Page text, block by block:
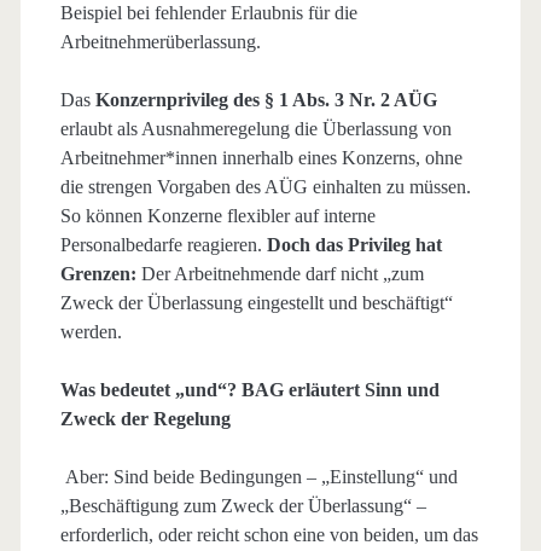
Beispiel bei fehlender Erlaubnis für die
Arbeitnehmerüberlassung.
Das Konzernprivileg des § 1 Abs. 3 Nr. 2 AÜG
erlaubt als Ausnahmeregelung die Überlassung von
Arbeitnehmer*innen innerhalb eines Konzerns, ohne
die strengen Vorgaben des AÜG einhalten zu müssen.
So können Konzerne flexibler auf interne
Personalbedarfe reagieren. Doch das Privileg hat
Grenzen: Der Arbeitnehmende darf nicht „zum
Zweck der Überlassung eingestellt und beschäftigt“
werden.
Was bedeutet „und“? BAG erläutert Sinn und
Zweck der Regelung
Aber: Sind beide Bedingungen – „Einstellung“ und
„Beschäftigung zum Zweck der Überlassung“ –
erforderlich, oder reicht schon eine von beiden, um das